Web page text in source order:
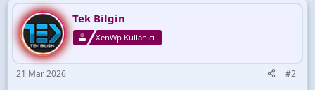
k
i
l
e
r
:
Tek Bilgin
XenWp Kullanıcı
21 Mar 2026 #2